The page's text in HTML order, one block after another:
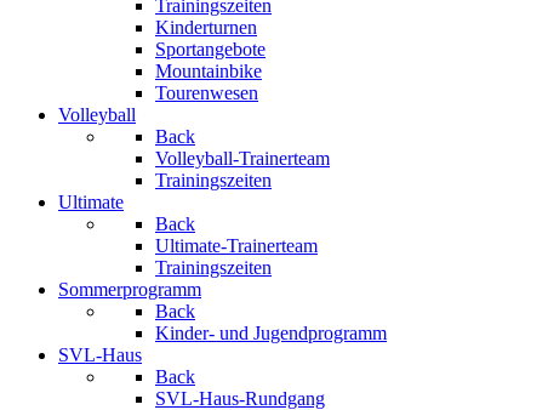
Trainingszeiten
Kinderturnen
Sportangebote
Mountainbike
Tourenwesen
Volleyball
Back
Volleyball-Trainerteam
Trainingszeiten
Ultimate
Back
Ultimate-Trainerteam
Trainingszeiten
Sommerprogramm
Back
Kinder- und Jugendprogramm
SVL-Haus
Back
SVL-Haus-Rundgang